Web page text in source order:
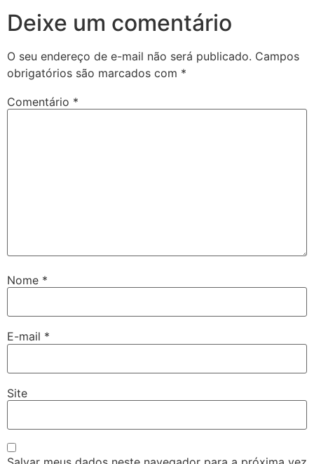
Deixe um comentário
O seu endereço de e-mail não será publicado. Campos
obrigatórios são marcados com *
Comentário *
Nome *
E-mail *
Site